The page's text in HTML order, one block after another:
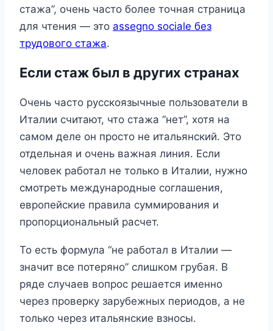
стажа”, очень часто более точная страница
для чтения — это assegno sociale без
трудового стажа.
Если стаж был в других странах
Очень часто русскоязычные пользователи в
Италии считают, что стажа “нет”, хотя на
самом деле он просто не итальянский. Это
отдельная и очень важная линия. Если
человек работал не только в Италии, нужно
смотреть международные соглашения,
европейские правила суммирования и
пропорциональный расчет.
То есть формула “не работал в Италии —
значит все потеряно” слишком грубая. В
ряде случаев вопрос решается именно
через проверку зарубежных периодов, а не
только через итальянские взносы.